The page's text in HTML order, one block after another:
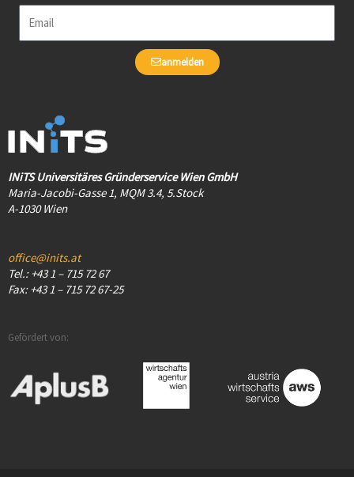
Email
anmelden
INiTS Universitäres Gründerservice Wien GmbH
Maria-Jacobi-Gasse 1, MQM 3.4, 5.Stock
A-1030 Wien
office@inits.at
Tel.: +43 1 – 715 72 67
Fax: +43 1 – 715 72 67-25
Gefördert von: